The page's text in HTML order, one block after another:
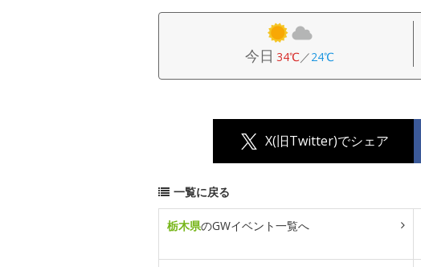
今日 34℃／24℃
X(旧Twitter)でシェア
一覧に戻る
栃木県のGWイベント一覧へ